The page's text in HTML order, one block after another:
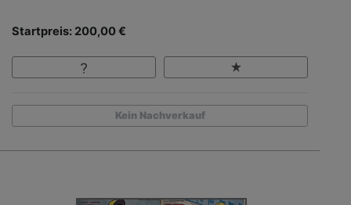
Startpreis: 200,00 €
Kein Nachverkauf